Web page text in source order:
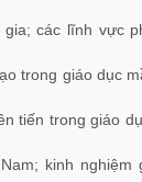
các lĩnh vực
trong giáo dục
tiến trong giáo
kinh nghiệm